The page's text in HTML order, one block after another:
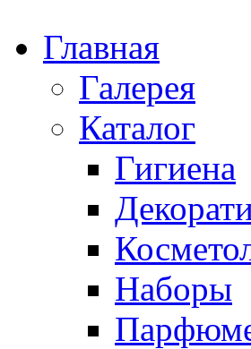
Главная
Галерея
Каталог
Гигиена
Наборы